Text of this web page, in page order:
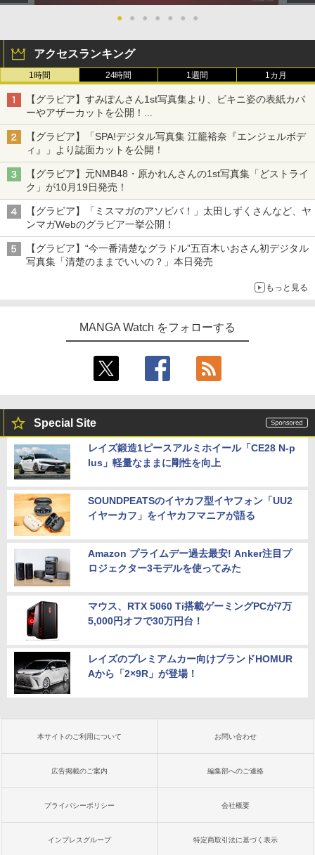
● ● ● ● ● ● ●
アクセスランキング
1時間 24時間 1週間 1カ月
【グラビア】すみぽんさん1st写真集より、ビキニ姿の表紙カバ
ーやアザーカットを公開！
タイトルは「offcourt（オフコート）」に決定
【グラビア】「SPA!デジタル写真集 江籠裕奈『エンジェルボデ
ィ』」より誌面カットを公開！
【グラビア】元NMB48・原かれんさんの1st写真集「どストライ
ク」が10月19日発売！
【グラビア】「ミスマガのアソビバ！」太田しずくさんなど、ヤ
ンマガWebのグラビア一挙公開！
【グラビア】“今一番清楚なグラドル”五百木いおさん初デジタル
写真集「清楚のままでいいの？」本日発売
もっと見る
MANGA Watch をフォローする
Special Site
レイズ鍛造1ピースアルミホイール「CE28 N-p
lus」軽量なままに剛性を向上
SOUNDPEATSのイヤカフ型イヤフォン「UU2
イヤーカフ」をイヤカフマニアが語る
Amazon プライムデー過去最安! Anker注目プ
ロジェクター3モデルを使ってみた
マウス、RTX 5060 Ti搭載ゲーミングPCが7万
5,000円オフで30万円台！
レイズのプレミアムカー向けブランドHOMUR
Aから「2×9R」が登場！
本サイトのご利用について お問い合わせ
広告掲載のご案内 編集部へのご連絡
プライバシーポリシー 会社概要
インプレスグループ 特定商取引法に基づく表示